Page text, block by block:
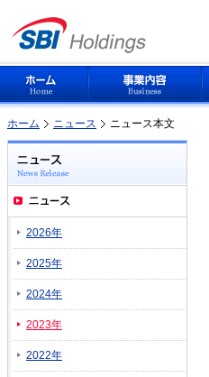
ホーム ニュース ニュース本文
2026年
2025年
2024年
2023年
2022年